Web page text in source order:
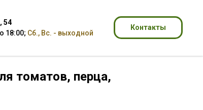
54
18:00; Сб., Вс. - выходной
Контакты
томатов, перца,